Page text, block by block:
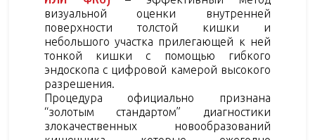
визуальной оценки внутренней
поверхности толстой кишки и
небольшого участка прилегающей к ней
тонкой кишки с помощью гибкого
эндоскопа с цифровой камерой высокого
разрешения.
Процедура официально признана
“золотым стандартом” диагностики
злокачественных новообразований